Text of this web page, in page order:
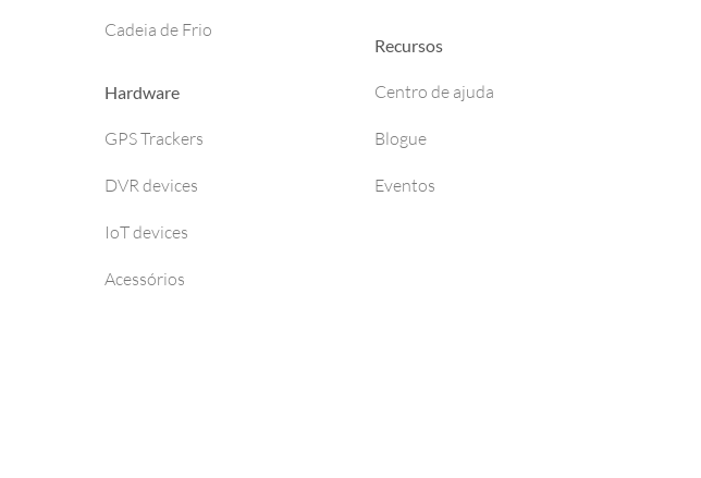
Cadeia de Frio
Hardware
GPS Trackers
DVR devices
IoT devices
Acessórios
Recursos
Centro de ajuda
Blogue
Eventos